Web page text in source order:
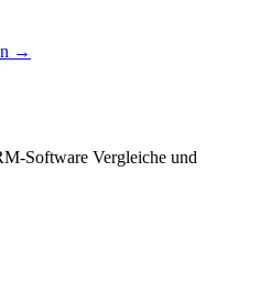
→
Software Vergleiche und